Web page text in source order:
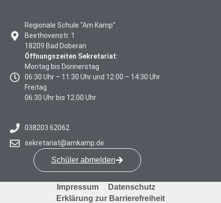
Regionale Schule "Am Kamp"
Beethovenstr. 1
18209 Bad Doberan
Öffnungszeiten Sekretariat:
Montag bis Donnerstag
06:30 Uhr – 11:30 Uhr und 12:00 – 14:30 Uhr
Freitag
06:30 Uhr bis 12.00 Uhr
038203 62062
sekretariat@amkamp.de
Schüler abmelden
Impressum
Datenschutz
Erklärung zur Barrierefreiheit